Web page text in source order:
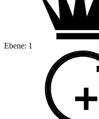
Ebene: 1